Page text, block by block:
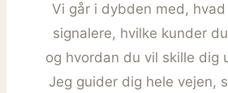
Vi går i dybden med,
signalere, hvilke kunder
og hvordan du vil skille dig
Jeg guider dig hele vejen,